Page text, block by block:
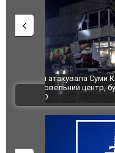
Українські
під час
Франції